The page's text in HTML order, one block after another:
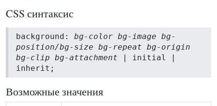
CSS синтаксис
background: bg-color bg-image bg-
position/bg-size bg-repeat bg-origin
bg-clip bg-attachment | initial |
inherit;
Возможные значения